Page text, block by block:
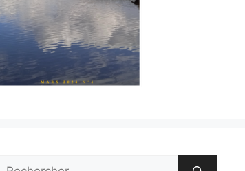
Rechercher :